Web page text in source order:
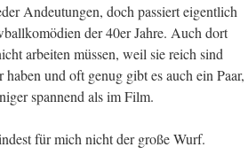
Andeutungen, doch passiert eigentlich
der 40er Jahre. Auch dort
arbeiten müssen, weil sie reich sind
und oft genug gibt es auch ein Paar,
spannend als im Film.
für mich nicht der große Wurf.